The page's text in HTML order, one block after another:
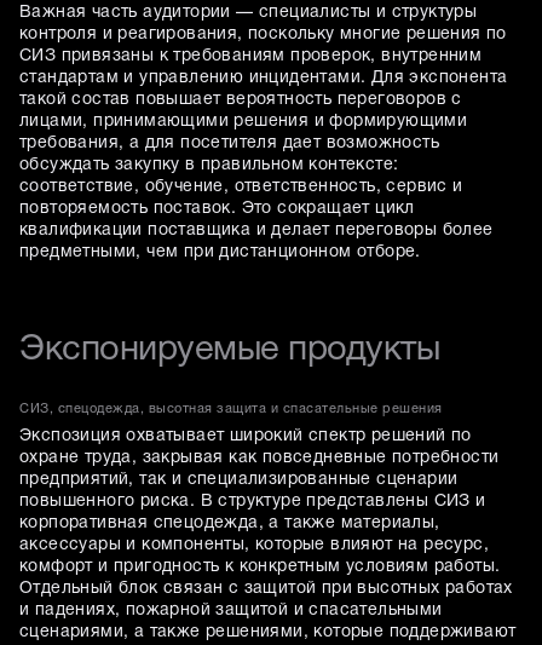
Важная часть аудитории — специалисты и структуры
контроля и реагирования, поскольку многие решения по
СИЗ привязаны к требованиям проверок, внутренним
стандартам и управлению инцидентами. Для экспонента
такой состав повышает вероятность переговоров с
лицами, принимающими решения и формирующими
требования, а для посетителя дает возможность
обсуждать закупку в правильном контексте:
соответствие, обучение, ответственность, сервис и
повторяемость поставок. Это сокращает цикл
квалификации поставщика и делает переговоры более
предметными, чем при дистанционном отборе.
Экспонируемые продукты
СИЗ, спецодежда, высотная защита и спасательные решения
Экспозиция охватывает широкий спектр решений по
охране труда, закрывая как повседневные потребности
предприятий, так и специализированные сценарии
повышенного риска. В структуре представлены СИЗ и
корпоративная спецодежда, а также материалы,
аксессуары и компоненты, которые влияют на ресурс,
комфорт и пригодность к конкретным условиям работы.
Отдельный блок связан с защитой при высотных работах
и падениях, пожарной защитой и спасательными
сценариями, а также решениями, которые поддерживают